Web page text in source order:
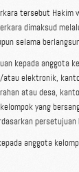
tersebut Hakim
dimaksud
selama
kepada anggota
atau elektronik,
atau desa,
yang
persetujuan
anggota